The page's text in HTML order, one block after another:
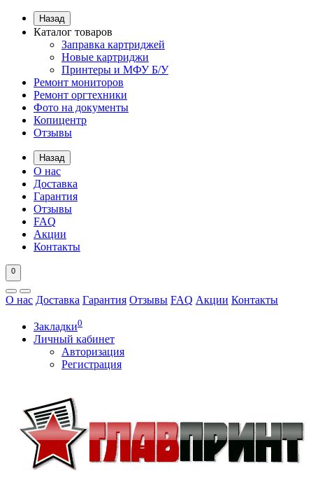
Назад
Каталог товаров
Заправка картриджей
Новые картриджи
Принтеры и МФУ Б/У
Ремонт мониторов
Ремонт оргтехники
Фото на документы
Копицентр
Отзывы
Назад
О нас
Доставка
Гарантия
Отзывы
FAQ
Акции
Контакты
0
О нас Доставка Гарантия Отзывы FAQ Акции Контакты
Закладки0
Личный кабинет
Авторизация
Регистрация